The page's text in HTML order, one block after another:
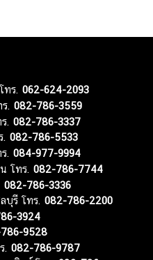
ทร.062-624-2093
ร.082-786-3559
ร.082-786-3337
.082-786-5533
ร.084-977-9994
น โทร.082-786-7744
082-786-3336
บุรี โทร.082-786-2200
3924
9528
ร.082-786-9787